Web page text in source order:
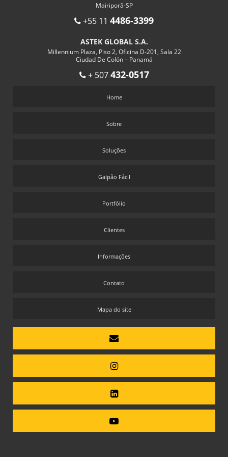
PASSARELA ESTRUTURA METALICA
PASSARELA METÁLICA PREÇO
SERVIÇO DE OBRAS DE GALPÃO METÁLICO
Mairiporã-SP
+55 11 4486-3399
ASTEK GLOBAL S.A.
Millennium Plaza, Piso 2, Oficina D-201, Sala 22
Ciudad De Colón – Panamá
+ 507432-0517
Home
Sobre
Soluções
Galpão Fácil
Portfólio
Clientes
Informações
Contato
Mapa do site